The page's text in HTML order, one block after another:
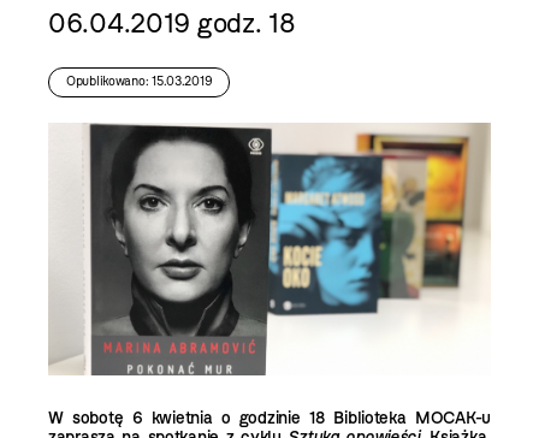
06.04.2019 godz. 18
Opublikowano: 15.03.2019
W sobotę 6 kwietnia o godzinie 18 Biblioteka MOCAK-u